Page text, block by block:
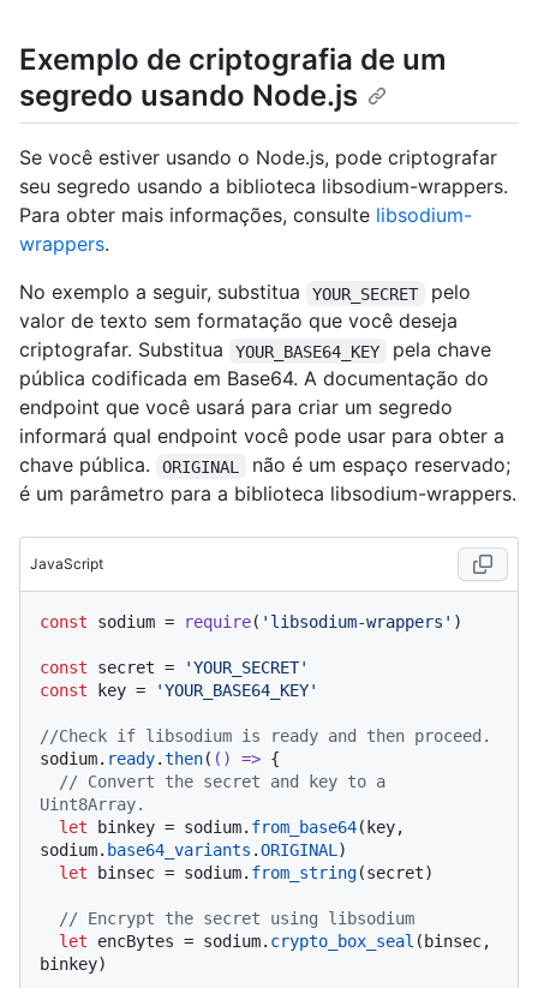
Exemplo de criptografia de um
segredo usando Node.js
Se você estiver usando o Node.js, pode criptografar
seu segredo usando a biblioteca libsodium-wrappers.
Para obter mais informações, consulte libsodium-
wrappers.
No exemplo a seguir, substitua
YOUR_SECRET
pelo
valor de texto sem formatação que você deseja
criptografar. Substitua
YOUR_BASE64_KEY
pela chave
pública codificada em Base64. A documentação do
endpoint que você usará para criar um segredo
informará qual endpoint você pode usar para obter a
chave pública.
ORIGINAL
não é um espaço reservado;
é um parâmetro para a biblioteca libsodium-wrappers.
JavaScript
const sodium = require( 'libsodium-wrappers' )
const secret =
'YOUR_SECRET'
const key = 'YOUR_BASE64_KEY'
//Check if libsodium is ready and then proceed.
sodium. ready.then( () => {
// Convert the secret and key to a
Uint8Array.
let binkey = sodium. from_base64(key,
sodium. base64_variants .ORIGINAL)
let binsec = sodium. from_string(secret)
// Encrypt the secret using libsodium
let encBytes = sodium. crypto_box_seal (binsec,
binkey)